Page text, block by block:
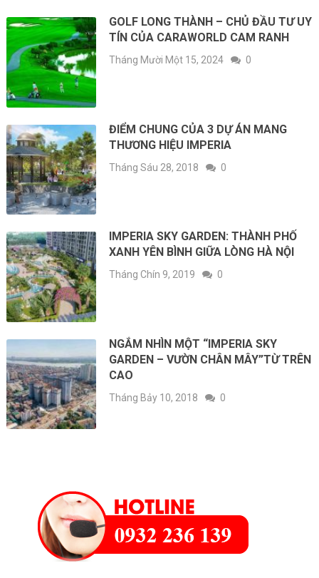
GOLF LONG THÀNH – CHỦ ĐẦU TƯ UY
TÍN CỦA CARAWORLD CAM RANH
Tháng Mười Một 15, 2024 0
ĐIỂM CHUNG CỦA 3 DỰ ÁN MANG
THƯƠNG HIỆU IMPERIA
Tháng Sáu 28, 2018 0
IMPERIA SKY GARDEN: THÀNH PHỐ
XANH YÊN BÌNH GIỮA LÒNG HÀ NỘI
Tháng Chín 9, 2019 0
NGẮM NHÌN MỘT “IMPERIA SKY
GARDEN – VƯỜN CHÂN MÂY”TỪ TRÊN
CAO
Tháng Bảy 10, 2018 0